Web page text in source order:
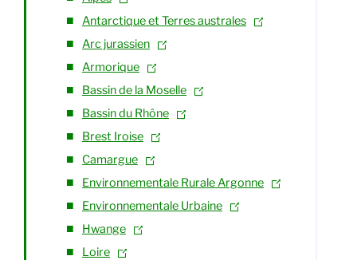
Antarctique et Terres australes
Arc jurassien
Armorique
Bassin de la Moselle
Bassin du Rhône
Brest Iroise
Camargue
Environnementale Rurale Argonne
Environnementale Urbaine
Hwange
Loire